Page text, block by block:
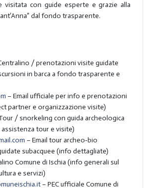
visitata con guide esperte e grazie alla
dal fondo trasparente.
/ prenotazioni visite guidate
in barca a fondo trasparente e
– Email ufficiale per info e prenotazioni
partner e organizzazione visite)
/ snorkeling con guida archeologica
assistenza tour e visite)
– Email tour archeo‑bio
subacquee (info dettagliate)
Comune di Ischia (info generali sul
e servizi)
– PEC ufficiale Comune di